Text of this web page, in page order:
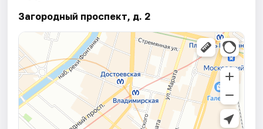
Загородный проспект, д. 2